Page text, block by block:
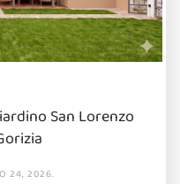
San Lorenzo
24, 2026.